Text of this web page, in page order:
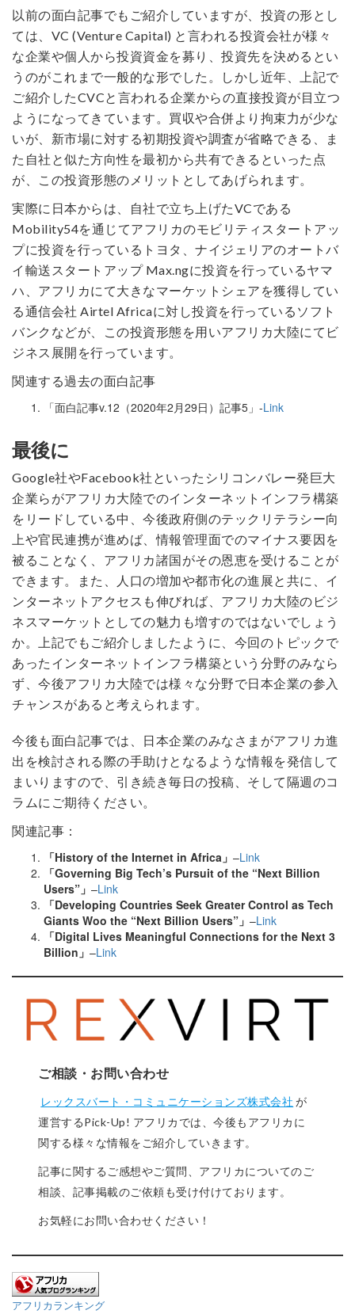
以前の面白記事でもご紹介していますが、投資の形とし
ては、VC (Venture Capital) と言われる投資会社が様々
な企業や個人から投資資金を募り、投資先を決めるとい
うのがこれまで一般的な形でした。しかし近年、上記で
ご紹介したCVCと言われる企業からの直接投資が目立つ
ようになってきています。買収や合併より拘束力が少な
いが、新市場に対する初期投資や調査が省略できる、ま
た自社と似た方向性を最初から共有できるといった点
が、この投資形態のメリットとしてあげられます。
実際に日本からは、自社で立ち上げたVCである
Mobility54を通じてアフリカのモビリティスタートアッ
プに投資を行っているトヨタ、ナイジェリアのオートバ
イ輸送スタートアップ Max.ngに投資を行っているヤマ
ハ、アフリカにて大きなマーケットシェアを獲得してい
る通信会社 Airtel Africaに対し投資を行っているソフト
バンクなどが、この投資形態を用いアフリカ大陸にてビ
ジネス展開を行っています。
関連する過去の面白記事
「面白記事v.12（2020年2月29日）記事5」-Link
最後に
Google社やFacebook社といったシリコンバレー発巨大
企業らがアフリカ大陸でのインターネットインフラ構築
をリードしている中、今後政府側のテックリテラシー向
上や官民連携が進めば、情報管理面でのマイナス要因を
被ることなく、アフリカ諸国がその恩恵を受けることが
できます。また、人口の増加や都市化の進展と共に、イ
ンターネットアクセスも伸びれば、アフリカ大陸のビジ
ネスマーケットとしての魅力も増すのではないでしょう
か。上記でもご紹介しましたように、今回のトピックで
あったインターネットインフラ構築という分野のみなら
ず、今後アフリカ大陸では様々な分野で日本企業の参入
チャンスがあると考えられます。
今後も面白記事では、日本企業のみなさまがアフリカ進
出を検討される際の手助けとなるような情報を発信して
まいりますので、引き続き毎日の投稿、そして隔週のコ
ラムにご期待ください。
関連記事：
「History of the Internet in Africa」 –Link
「Governing Big Tech’s Pursuit of the “Next Billion
Users”」 –Link
「Developing Countries Seek Greater Control as Tech
Giants Woo the “Next Billion Users” 」 –Link
「Digital Lives Meaningful Connections for the Next 3
Billion」 –Link
ご相談・お問い合わせ
レックスバート・コミュニケーションズ株式会社 が
運営するPick-Up! アフリカでは、今後もアフリカに
関する様々な情報をご紹介していきます。
記事に関するご感想やご質問、アフリカについてのご
相談、記事掲載のご依頼も受け付けております。
お気軽にお問い合わせください！
アフリカランキング